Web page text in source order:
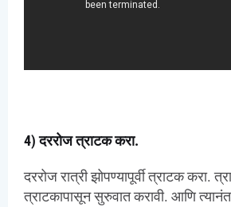
4) दररोज त्राटक करा.
दररोज रात्री झोपण्यापूर्वी त्राटक करा.
त्राटकापासून सुरुवात करावी. आणि